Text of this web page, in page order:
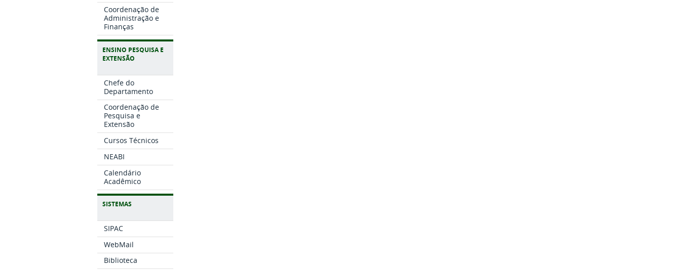
Coordenação de
Administração e
Finanças
ENSINO PESQUISA E
EXTENSÃO
Chefe do
Departamento
Coordenação de
Pesquisa e
Extensão
Cursos Técnicos
NEABI
Calendário
Acadêmico
SISTEMAS
SIPAC
WebMail
Biblioteca